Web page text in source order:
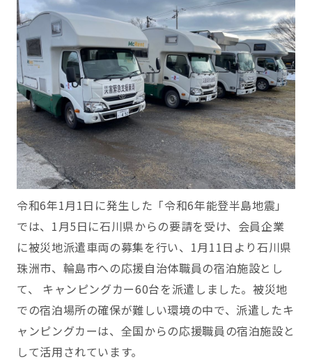
令和6年1月1日に発生した「令和6年能登半島地震」
では、1月5日に石川県からの要請を受け、会員企業
に被災地派遣車両の募集を行い、1月11日より石川県
珠洲市、輪島市への応援自治体職員の宿泊施設とし
て、 キャンピングカー60台を派遣しました。被災地
での宿泊場所の確保が難しい環境の中で、派遣したキ
ャンピングカーは、全国からの応援職員の宿泊施設と
して活用されています。